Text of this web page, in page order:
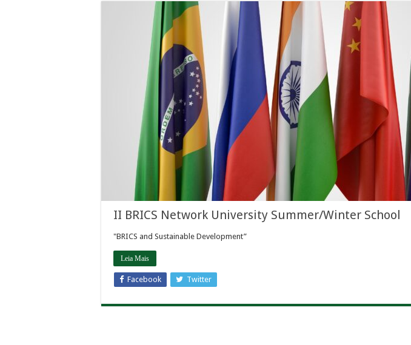
II BRICS Network University Summer/Winter School
"BRICS and Sustainable Development”
Leia Mais
Facebook Twitter